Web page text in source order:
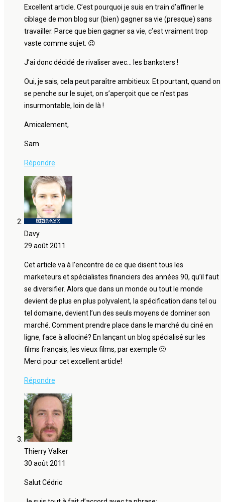
Excellent article. C’est pourquoi je suis en train d’affiner le
ciblage de mon blog sur (bien) gagner sa vie (presque) sans
travailler. Parce que bien gagner sa vie, c’est vraiment trop
vaste comme sujet. 😉
J’ai donc décidé de rivaliser avec… les banksters !
Oui, je sais, cela peut paraître ambitieux. Et pourtant, quand on
se penche sur le sujet, on s’aperçoit que ce n’est pas
insurmontable, loin de là !
Amicalement,
Sam
Répondre
Davy
29 août 2011
Cet article va à l’encontre de ce que disent tous les
marketeurs et spécialistes financiers des années 90, qu’il faut
se diversifier. Alors que dans un monde ou tout le monde
devient de plus en plus polyvalent, la spécification dans tel ou
tel domaine, devient l’un des seuls moyens de dominer son
marché. Comment prendre place dans le marché du ciné en
ligne, face à allociné? En lançant un blog spécialisé sur les
films français, les vieux films, par exemple 🙂
Merci pour cet excellent article!
Répondre
Thierry Valker
30 août 2011
Salut Cédric